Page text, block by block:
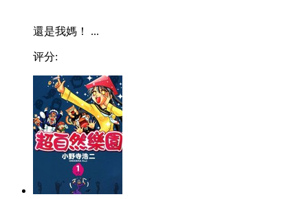
還是我媽！ ...
评分: